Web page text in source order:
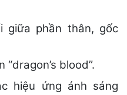
giữa phần thân, gốc
blood”.
hiệu ứng ánh sáng